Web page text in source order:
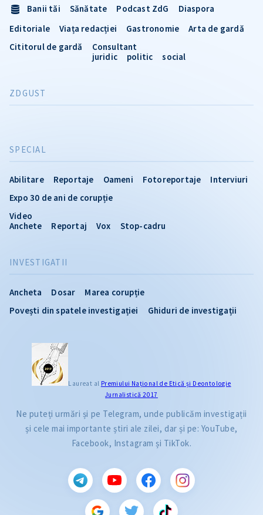
INVESTIGATII
Ancheta Dosar
Marea corupție
Povești din spatele investigației
Ghiduri de investigații
SPECIAL
Abilitare Reportaje Oameni Fotoreportaje
Interviuri
Expo 30 de ani de corupție
Video
Anchete
Reportaj Vox Stop-cadru
Banii tăi Sănătate Podcast ZdG
Diaspora
Editoriale
Viața redacției Gastronomie
Arta de gardă
Cititorul de gardă
Consultant
juridic
politic social
ZDGUST
Laureat al Premiului Naţional de Etică și Deontologie
Jurnalistică 2017
Ne puteți urmări și pe Telegram, unde publicăm investigații
și cele mai importante știri ale zilei, dar și pe: YouTube,
Facebook, Instagram și TikTok.